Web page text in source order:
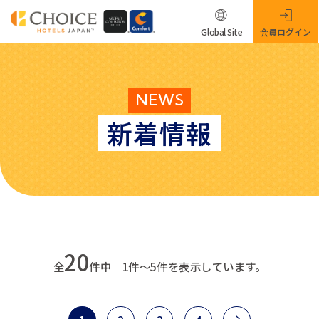
NEWS
新着情報
Global Site 会員ログイン
全20件中 1件～5件を表示しています。